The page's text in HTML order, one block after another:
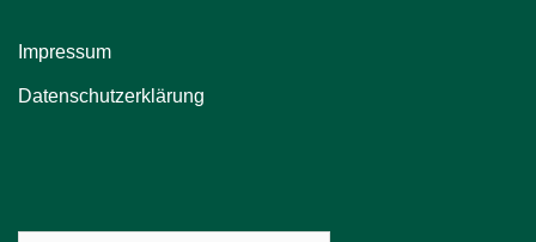
Impressum
Datenschutzerklärung